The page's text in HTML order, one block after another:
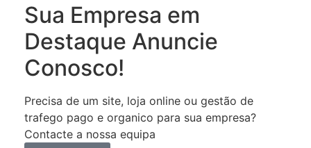
Sua Empresa em
Destaque Anuncie
Conosco!
Precisa de um site, loja online ou gestão de
trafego pago e organico para sua empresa?
Contacte a nossa equipa